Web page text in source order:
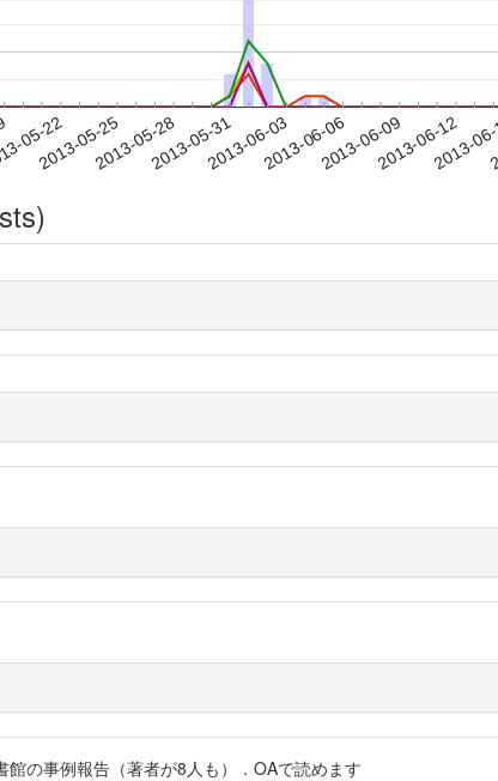
05-22
2013-05-252013-05-282013-05-312013-06-032013-06-062013-06-092013-06-12
2013-
の事例報告（著者が8人も）．OAで読めます